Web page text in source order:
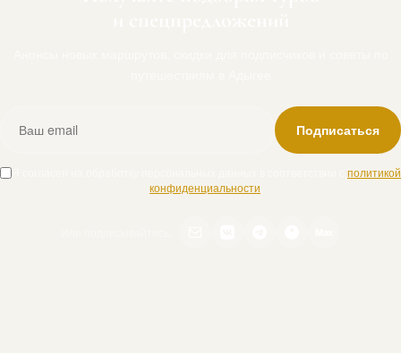
Подписаться
политикой
конфиденциальности